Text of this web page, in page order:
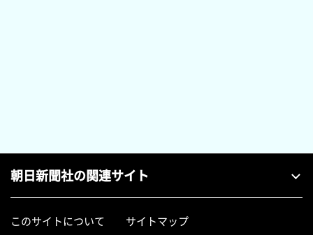
朝日新聞社の関連サイト
このサイトについて
サイトマップ